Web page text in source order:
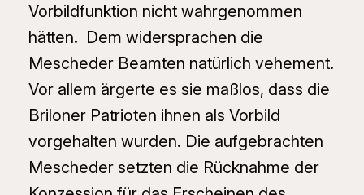
Vorbildfunktion nicht wahrgenommen
hätten. Dem widersprachen die
Mescheder Beamten natürlich vehement.
Vor allem ärgerte es sie maßlos, dass die
Briloner Patrioten ihnen als Vorbild
vorgehalten wurden. Die aufgebrachten
Mescheder setzten die Rücknahme der